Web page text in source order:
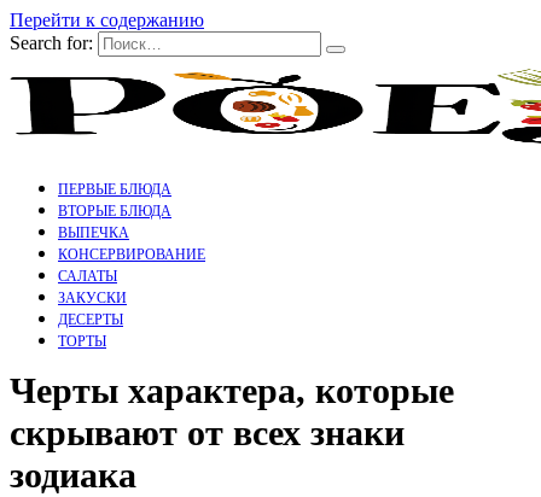
Перейти к содержанию
Search for:
ПЕРВЫЕ БЛЮДА
ВТОРЫЕ БЛЮДА
ВЫПЕЧКА
КОНСЕРВИРОВАНИЕ
САЛАТЫ
ЗАКУСКИ
ДЕСЕРТЫ
ТОРТЫ
Черты характера, которые
скрывают от всех знаки
зодиака